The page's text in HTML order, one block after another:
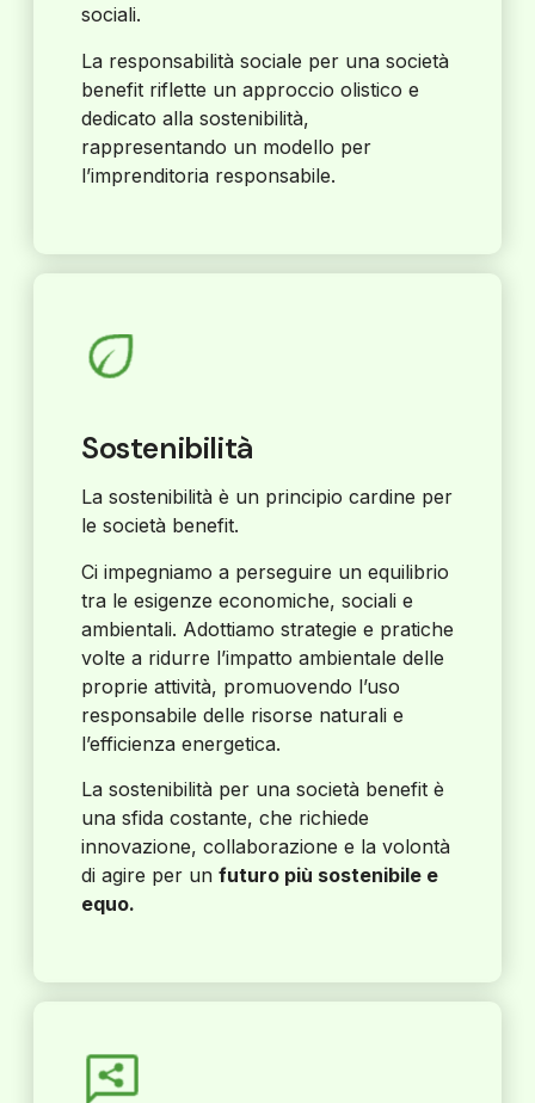
sociali.
La responsabilità sociale per una società
benefit riflette un approccio olistico e
dedicato alla sostenibilità,
rappresentando un modello per
l’imprenditoria responsabile.
Sostenibilità
La sostenibilità è un principio cardine per
le società benefit.
Ci impegniamo a perseguire un equilibrio
tra le esigenze economiche, sociali e
ambientali. Adottiamo strategie e pratiche
volte a ridurre l’impatto ambientale delle
proprie attività, promuovendo l’uso
responsabile delle risorse naturali e
l’efficienza energetica.
La sostenibilità per una società benefit è
una sfida costante, che richiede
innovazione, collaborazione e la volontà
di agire per un futuro più sostenibile e
equo.